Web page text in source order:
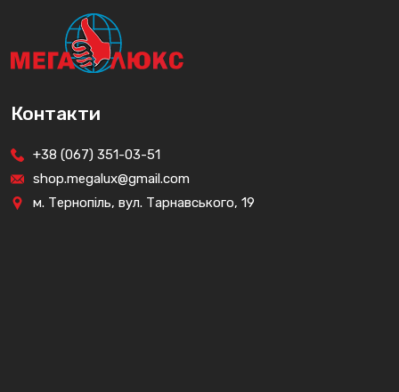
Контакти
+38 (067) 351-03-51
shop.megalux@gmail.com
м. Тернопіль, вул. Тарнавського, 19